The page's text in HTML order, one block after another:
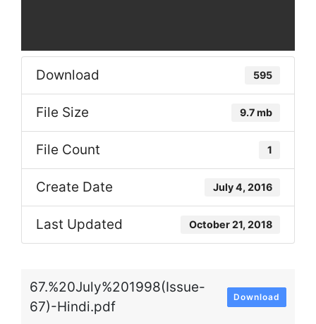
Download 595
File Size 9.7 mb
File Count 1
Create Date July 4, 2016
Last Updated October 21, 2018
67.%20July%201998(Issue-
67)-Hindi.pdf
Download